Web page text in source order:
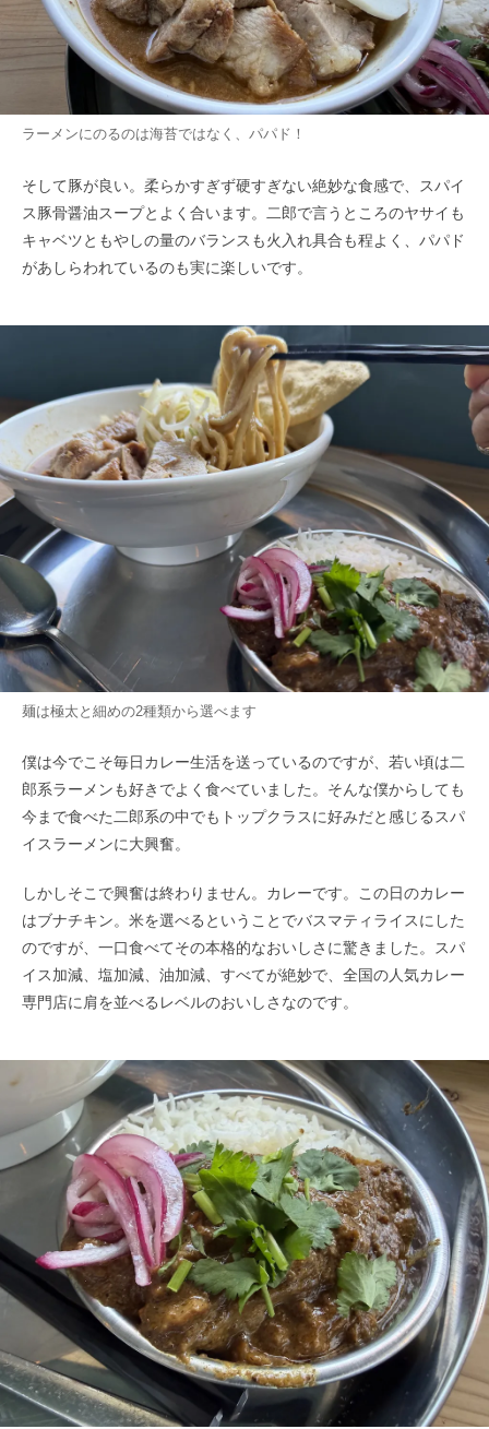
ラーメンにのるのは海苔ではなく、パパド！
そして豚が良い。柔らかすぎず硬すぎない絶妙な食感で、スパイ
ス豚骨醤油スープとよく合います。二郎で言うところのヤサイも
キャベツともやしの量のバランスも火入れ具合も程よく、パパド
があしらわれているのも実に楽しいです。
麺は極太と細めの2種類から選べます
僕は今でこそ毎日カレー生活を送っているのですが、若い頃は二
郎系ラーメンも好きでよく食べていました。そんな僕からしても
今まで食べた二郎系の中でもトップクラスに好みだと感じるスパ
イスラーメンに大興奮。
しかしそこで興奮は終わりません。カレーです。この日のカレー
はブナチキン。米を選べるということでバスマティライスにした
のですが、一口食べてその本格的なおいしさに驚きました。スパ
イス加減、塩加減、油加減、すべてが絶妙で、全国の人気カレー
専門店に肩を並べるレベルのおいしさなのです。